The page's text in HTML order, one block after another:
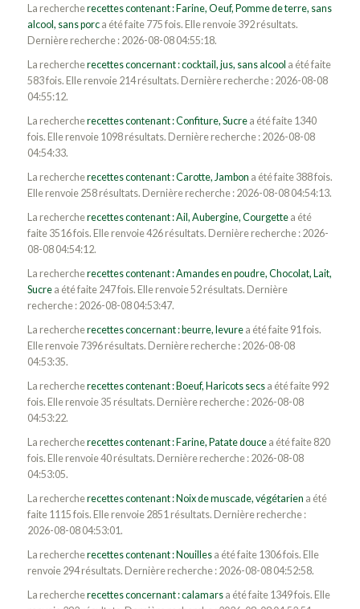
La rechercherecettes contenant : Farine, Oeuf, Pomme de terre, sans
alcool, sans porca été faite 775 fois. Elle renvoie 392 résultats.
Dernière recherche : 2026-08-08 04:55:18.
La rechercherecettes concernant : cocktail, jus, sans alcool a été faite
583 fois. Elle renvoie 214 résultats. Dernière recherche : 2026-08-08
04:55:12.
La rechercherecettes contenant : Confiture, Sucrea été faite 1340
fois. Elle renvoie 1098 résultats. Dernière recherche : 2026-08-08
04:54:33.
La rechercherecettes contenant : Carotte, Jambon a été faite 388 fois.
Elle renvoie 258 résultats. Dernière recherche : 2026-08-08 04:54:13.
La rechercherecettes contenant : Ail, Aubergine, Courgettea été
faite 3516 fois. Elle renvoie 426 résultats. Dernière recherche : 2026-
08-08 04:54:12.
La rechercherecettes contenant : Amandes en poudre, Chocolat, Lait,
Sucrea été faite 247 fois. Elle renvoie 52 résultats. Dernière
recherche : 2026-08-08 04:53:47.
La rechercherecettes concernant : beurre, levurea été faite 91 fois.
Elle renvoie 7396 résultats. Dernière recherche : 2026-08-08
04:53:35.
La rechercherecettes contenant : Boeuf, Haricots secsa été faite 992
fois. Elle renvoie 35 résultats. Dernière recherche : 2026-08-08
04:53:22.
La rechercherecettes contenant : Farine, Patate doucea été faite 820
fois. Elle renvoie 40 résultats. Dernière recherche : 2026-08-08
04:53:05.
La rechercherecettes contenant : Noix de muscade, végétarien a été
faite 1115 fois. Elle renvoie 2851 résultats. Dernière recherche :
2026-08-08 04:53:01.
La rechercherecettes contenant : Nouillesa été faite 1306 fois. Elle
renvoie 294 résultats. Dernière recherche : 2026-08-08 04:52:58.
La rechercherecettes concernant : calamarsa été faite 1349 fois. Elle